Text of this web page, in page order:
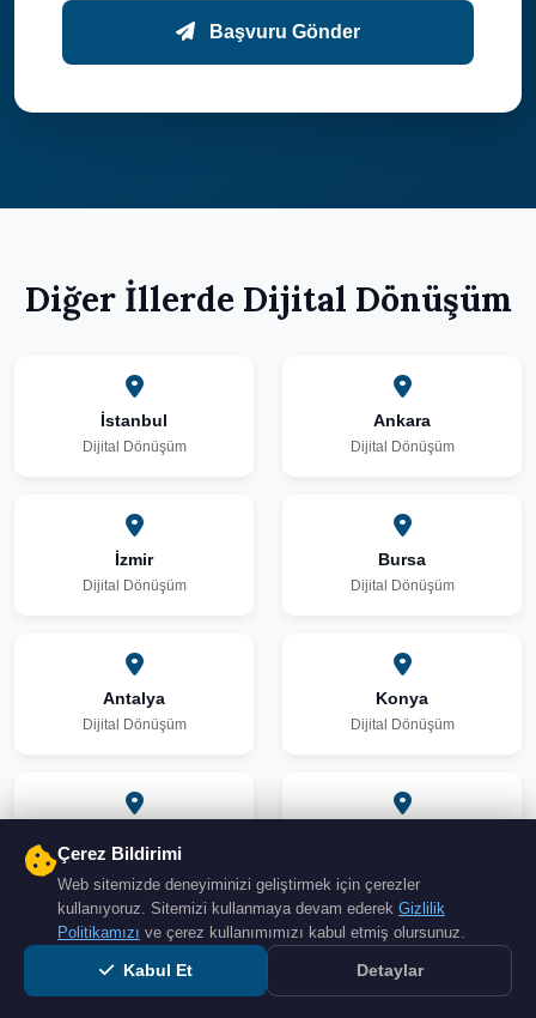
Başvuru Gönder
Diğer İllerde Dijital Dönüşüm
İstanbul
Dijital Dönüşüm
Ankara
Dijital Dönüşüm
İzmir
Dijital Dönüşüm
Bursa
Dijital Dönüşüm
Antalya
Dijital Dönüşüm
Konya
Dijital Dönüşüm
Dijital Dönüşüm
Şanlıurfa Kocaeli
Çerez Bildirimi
Web sitemizde deneyiminizi geliştirmek için çerezler
kullanıyoruz. Sitemizi kullanmaya devam ederek Gizlilik
Politikamızı ve çerez kullanımımızı kabul etmiş olursunuz.
Kabul Et Detaylar